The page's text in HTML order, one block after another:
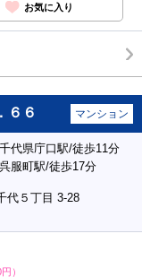
お気に入り
６６ マンション
代県庁口駅/徒歩11分
服町駅/徒歩17分
代５丁目 3-28
）